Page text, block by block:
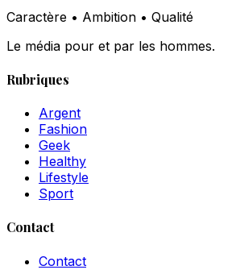
Caractère • Ambition • Qualité
Le média pour et par les hommes.
Rubriques
Argent
Fashion
Geek
Healthy
Lifestyle
Sport
Contact
Contact